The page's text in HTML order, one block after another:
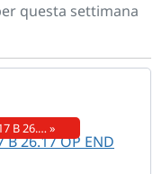
questa settimana
B 26.… »